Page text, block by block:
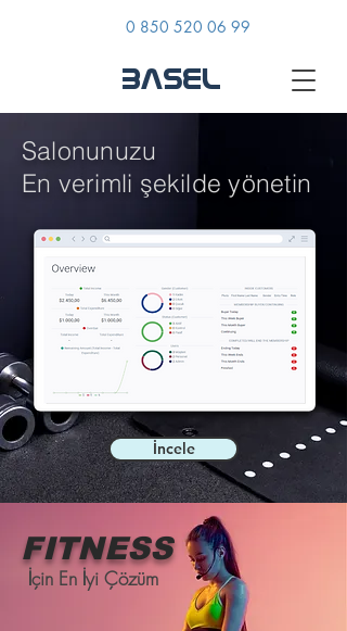
BASEL
0 850 520 06 99
Salonunuzu
En verimli şekilde yönetin
İncele
FITNESS
İçin En İyi Çözüm